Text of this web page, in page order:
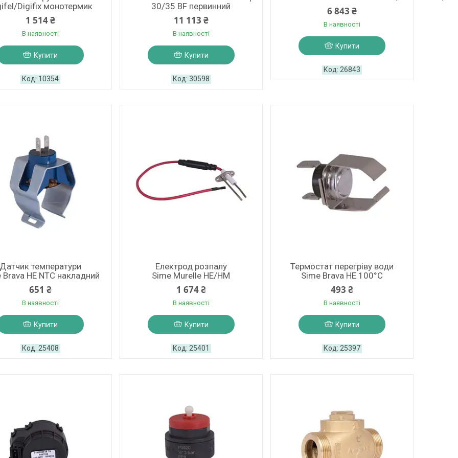
Digifix монотермик
1 514 ₴
В наявності
Купити
10354
30/35 BF первинний
11 113 ₴
В наявності
Купити
30598
6 843 ₴
В наявності
Купити
26843
Датчик температури
Brava HE NTC накладний
651 ₴
В наявності
Купити
25408
Електрод розпалу
Sime Murelle HE/HM
1 674 ₴
В наявності
Купити
25401
Термостат перегріву води
Sime Brava HE 100°C
493 ₴
В наявності
Купити
25397